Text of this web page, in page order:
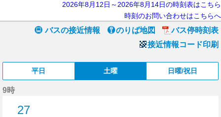
2026年8月12日～2026年8月14日の時刻表はこちら
時刻のお問い合わせはこちらへ
バスの接近情報 のりば地図
バス停時刻表
接近情報コード印刷
平日 土曜 日曜/祝日
9時
27